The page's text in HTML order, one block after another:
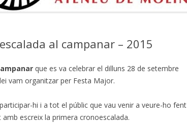
al campanar – 2015
que es va celebrar el dilluns 28 de setembre
vam organitzar per Festa Major.
hi i a tot el públic que vau venir a veure-ho fent
escreix la primera cronoescalada.